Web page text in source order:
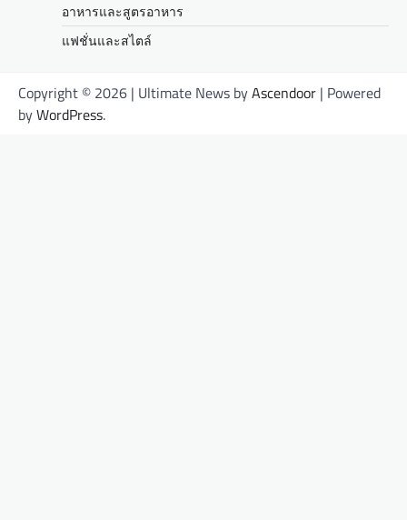
อาหารและสูตรอาหาร
แฟชั่นและสไตล์
Copyright © 2026 | Ultimate News byAscendoor | Powered
byWordPress.